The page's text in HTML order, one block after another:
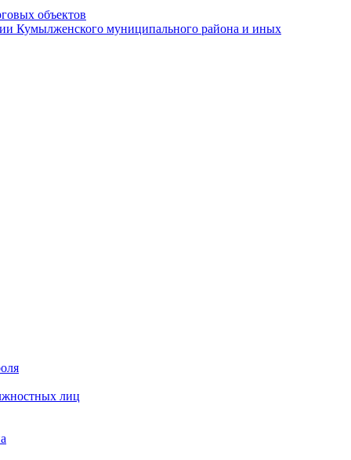
объектов
Кумылженского муниципального района и иных
лиц